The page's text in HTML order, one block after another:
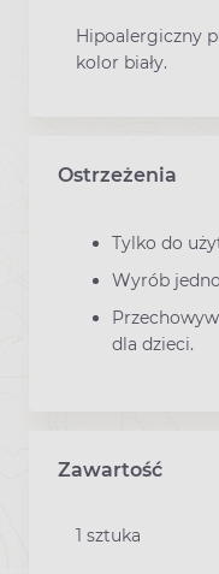
Hipoalergiczny
kolor biały.
Ostrzeżenia
Tylko do
Wyrób
dla dzieci.
Zawartość
1 sztuka